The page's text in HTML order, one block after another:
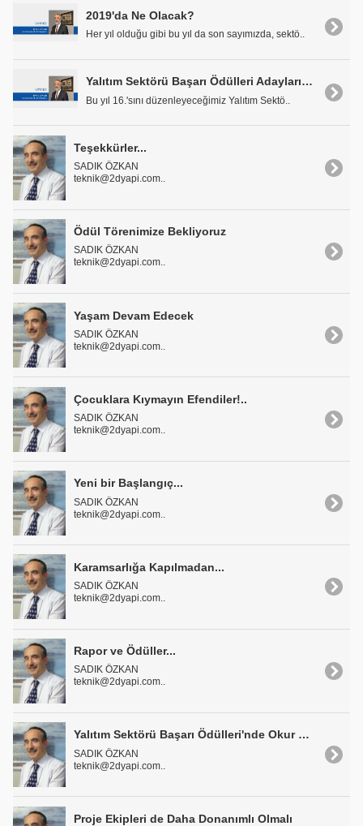
2019'da Ne Olacak?
Her yıl olduğu gibi bu yıl da son sayımızda, sektö..
Yalıtım Sektörü Başarı Ödülleri Adaylarını Bekliyor
Bu yıl 16.'sını düzenleyeceğimiz Yalıtım Sektö..
Teşekkürler...
SADIK ÖZKAN
teknik@2dyapi.com..
Ödül Törenimize Bekliyoruz
SADIK ÖZKAN
teknik@2dyapi.com..
Yaşam Devam Edecek
SADIK ÖZKAN
teknik@2dyapi.com..
Çocuklara Kıymayın Efendiler!..
SADIK ÖZKAN
teknik@2dyapi.com..
Yeni bir Başlangıç...
SADIK ÖZKAN
teknik@2dyapi.com..
Karamsarlığa Kapılmadan...
SADIK ÖZKAN
teknik@2dyapi.com..
Rapor ve Ödüller...
SADIK ÖZKAN
teknik@2dyapi.com..
Yalıtım Sektörü Başarı Ödülleri'nde Okur Oylaması Başlıyor
SADIK ÖZKAN
teknik@2dyapi.com..
Proje Ekipleri de Daha Donanımlı Olmalı